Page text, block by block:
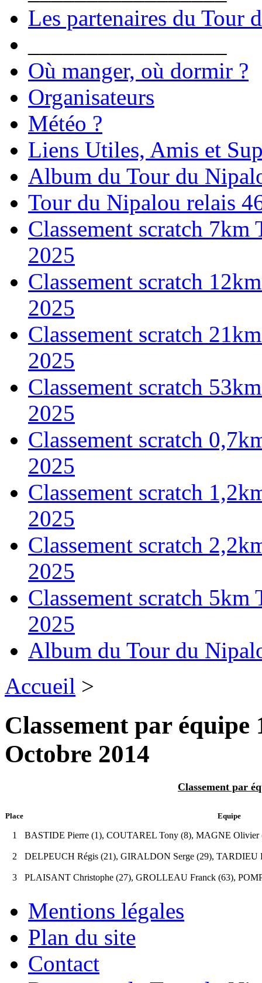
Les partenaires du Tour
Où manger, où dormir ?
Organisateurs
Météo ?
Liens Utiles, Amis et
Album du Tour du
Tour du Nipalou relais
Classement scratch
2025
Classement scratch
2025
Classement scratch
2025
Classement scratch
2025
Classement scratch
2025
Classement scratch
2025
Classement scratch
2025
Classement scratch
2025
Album du Tour du
Accueil >
Classement par
Octobre 2014
Classement par
Place Equipe
1 BASTIDE Pierre (1), COUTAREL Tony (8), MAGNE Olivier
2 DELPEUCH Régis (21), GIRALDON Serge (29), TARDIEU
3 PLAISANT Christophe (27), GROLLEAU Franck (63),
Mentions légales
Plan du site
Contact